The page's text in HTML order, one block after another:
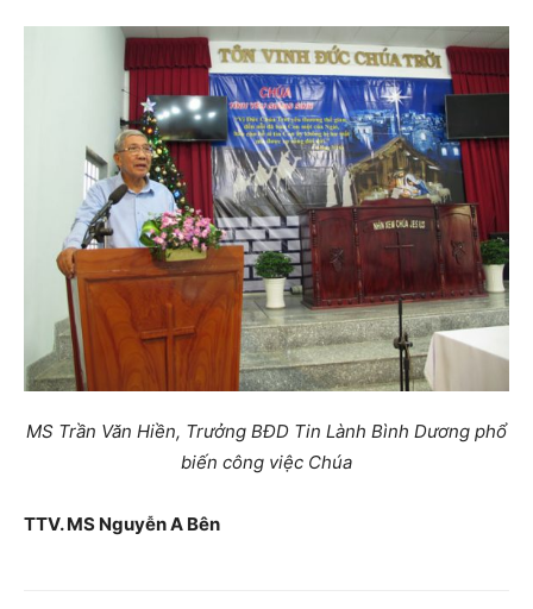
MS Trần Văn Hiền, Trưởng BĐD Tin Lành Bình Dương phổ
biến công việc Chúa
TTV. MS Nguyễn A Bên